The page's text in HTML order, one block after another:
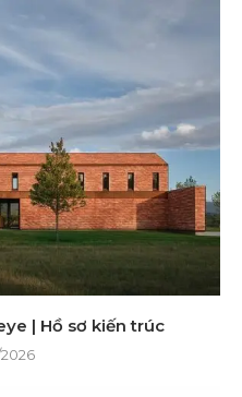
| Hồ sơ kiến ​​trúc